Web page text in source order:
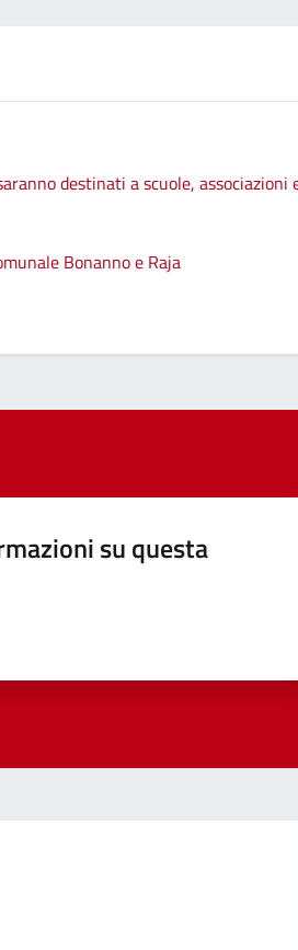
destinati a scuole, associazioni
Bonanno e Raja
su questa